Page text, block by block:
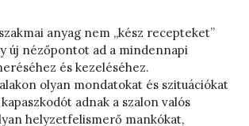
anyag nem „kész recepteket”
új nézőpontot ad a mindennapi
és kezeléséhez.
olyan mondatokat és szituációkat
adnak a szalon valós
helyzetfelismerő mankókat,